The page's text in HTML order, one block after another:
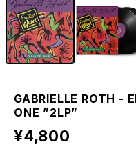
GABRIELLE ROTH -
ONE ”2LP”
¥4,800